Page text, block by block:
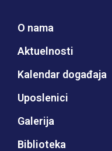
O nama
Aktuelnosti
Kalendar događaja
Uposlenici
Galerija
Biblioteka